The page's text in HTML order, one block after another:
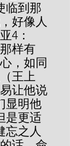
临到那
好像人
4：
样有
，如同
王上
让他说
显明他
是更适
忘之人